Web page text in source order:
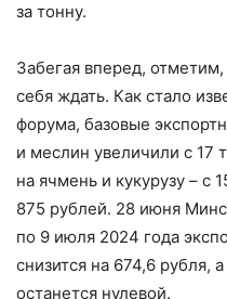
за тонну.
Забегая вперед,
себя ждать. Как стало
форума, базовые
и меслин увеличили с 17
на ячмень и кукурузу – ​с
875 руб­лей. 28 июня
по 9 июля 2024 года
снизится на 674,6 руб­ля,
останется нулевой.